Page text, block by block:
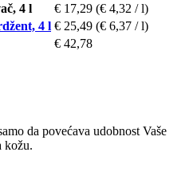
4 l € 17,29 (€ 4,32 / l)
4 l € 25,49 (€ 6,37 / l)
€ 42,78
da povećava udobnost Vaše
kožu.